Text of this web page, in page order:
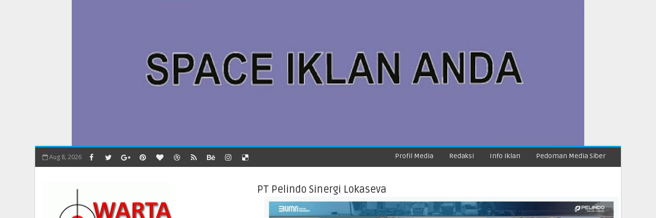
Aug 8, 2026 Profil Media Redaksi Info Iklan Pedoman Media Siber
PT Pelindo Sinergi Lokaseva